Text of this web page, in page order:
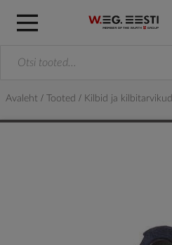
Avaleht Tooted Kilbid ja kilbitarvikud